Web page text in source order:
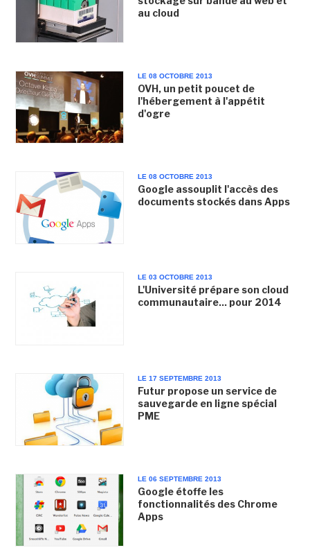
au cloud
LE 08 OCTOBRE 2013
OVH, un petit poucet de
l'hébergement à l'appétit
d'ogre
LE 08 OCTOBRE 2013
Google assouplit l'accès des
documents stockés dans Apps
LE 03 OCTOBRE 2013
L'Université prépare son cloud
communautaire... pour 2014
LE 17 SEPTEMBRE 2013
Futur propose un service de
sauvegarde en ligne spécial
PME
LE 06 SEPTEMBRE 2013
Google étoffe les
fonctionnalités des Chrome
Apps